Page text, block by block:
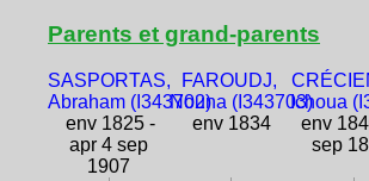
Parents et grand-parents
SASPORTAS,
Abraham (I343702)
env 1825 -
apr 4 sep
1907
FAROUDJ,
Nouna (I343703)
env 1834
Ichoua
env
sep